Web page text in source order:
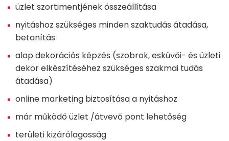
üzlet szortimentjének összeállítása
nyitáshoz szükséges minden szaktudás átadása,
betanítás
alap dekorációs képzés (szobrok, esküvői- és üzleti
dekor elkészítéséhez szükséges szakmai tudás
átadása)
online marketing biztosítása a nyitáshoz
már működő üzlet /átvevő pont lehetőség
területi kizárólagosság